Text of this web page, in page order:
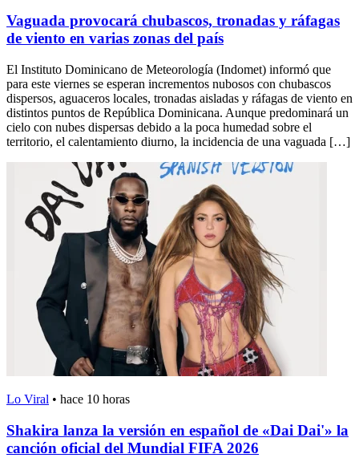
Vaguada provocará chubascos, tronadas y ráfagas
de viento en varias zonas del país
El Instituto Dominicano de Meteorología (Indomet) informó que
para este viernes se esperan incrementos nubosos con chubascos
dispersos, aguaceros locales, tronadas aisladas y ráfagas de viento en
distintos puntos de República Dominicana. Aunque predominará un
cielo con nubes dispersas debido a la poca humedad sobre el
territorio, el calentamiento diurno, la incidencia de una vaguada […]
Lo Viral • hace 10 horas
Shakira lanza la versión en español de «Dai Dai'» la
canción oficial del Mundial FIFA 2026